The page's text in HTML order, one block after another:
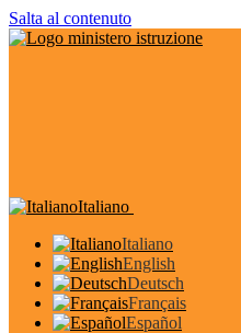
Salta al contenuto
Italiano
Italiano
English
Deutsch
Français
Español